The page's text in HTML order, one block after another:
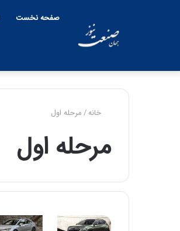
صفحه نخست
خانه/مرحله اول
مرحله اول